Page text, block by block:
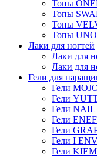
Топы
Топы
Топы
Топы UNO
Лаки для ногтей
Лаки для
Лаки для
Гели для
Гели
Гели
Гели
Гели ENEF
Гели
Гели I
Гели